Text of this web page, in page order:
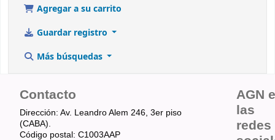
Agregar a su carrito
Guardar registro
Más búsquedas
Contacto
Dirección: Av. Leandro Alem 246, 3er piso
(CABA).
Código postal: C1003AAP
AGN
las
redes